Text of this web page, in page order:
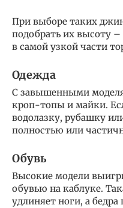
При выборе таких
подобрать их высоту –
в самой узкой части
Одежда
С завышенными
кроп-топы и майки.
водолазку, рубашку
полностью или
Обувь
Высокие модели
обувью на каблуке.
удлиняет ноги, а